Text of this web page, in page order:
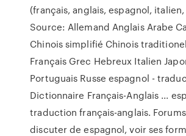
(français, anglais, espagnol,
Source: Allemand Anglais Arabe
Chinois simplifié Chinois
Français Grec Hebreux Italien
Portuguais Russe espagnol -
Dictionnaire Français-Anglais ...
traduction français-anglais.
discuter de espagnol, voir ses